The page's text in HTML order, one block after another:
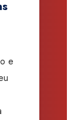
e